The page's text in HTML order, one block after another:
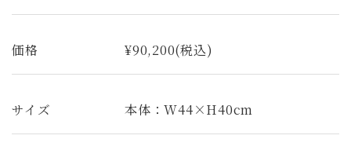
価格 ¥90,200(税込)
サイズ 本体：W44×H40cm